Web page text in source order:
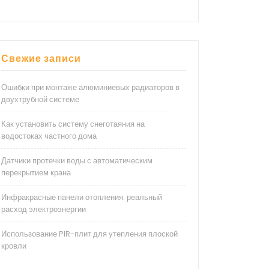
Свежие записи
Ошибки при монтаже алюминиевых радиаторов в
двухтрубной системе
Как установить систему снеготаяния на
водостоках частного дома
Датчики протечки воды с автоматическим
перекрытием крана
Инфракрасные панели отопления: реальный
расход электроэнергии
Использование PIR-плит для утепления плоской
кровли